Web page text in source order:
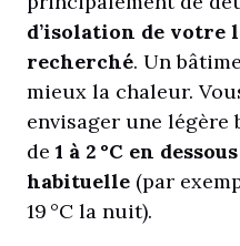
d’isolation de votre
recherché. Un
mieux la chaleur.
envisager une légère
de 1 à 2 °C en
habituelle (par
19 °C la nuit).